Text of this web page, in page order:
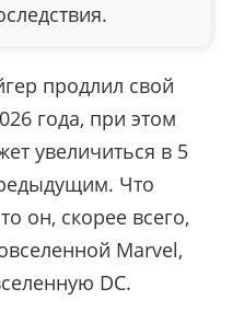
продлил свой
года, при этом
увеличиться в 5
Что
он, скорее всего,
Marvel,
DC.